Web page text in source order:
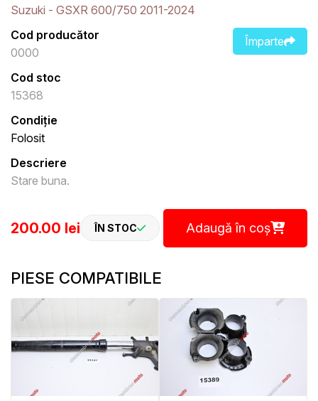
Suzuki - GSXR 600/750 2011-2024
Împarte
Cod producător
0000
Cod stoc
15368
Condiție
Folosit
Descriere
Stare buna.
200.00 lei ÎN STOC Adaugă în coș
PIESE COMPATIBILE